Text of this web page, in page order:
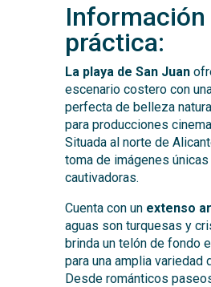
Información
práctica:
La playa de San Juan
escenario costero con
perfecta de belleza
para producciones
Situada al norte de
toma de imágenes únicas
cautivadoras.
Cuenta con un extenso
aguas son turquesas y
brinda un telón de fondo
para una amplia variedad
Desde románticos